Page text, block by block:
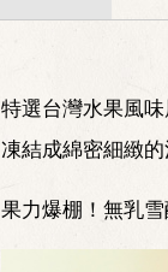
特選台灣水果風味
凍結成綿密細緻
果力爆棚！無乳